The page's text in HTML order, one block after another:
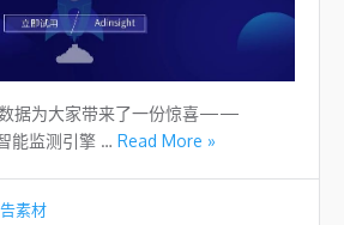
据为大家带来了一份惊喜——
能监测引擎 … Read More »
素材